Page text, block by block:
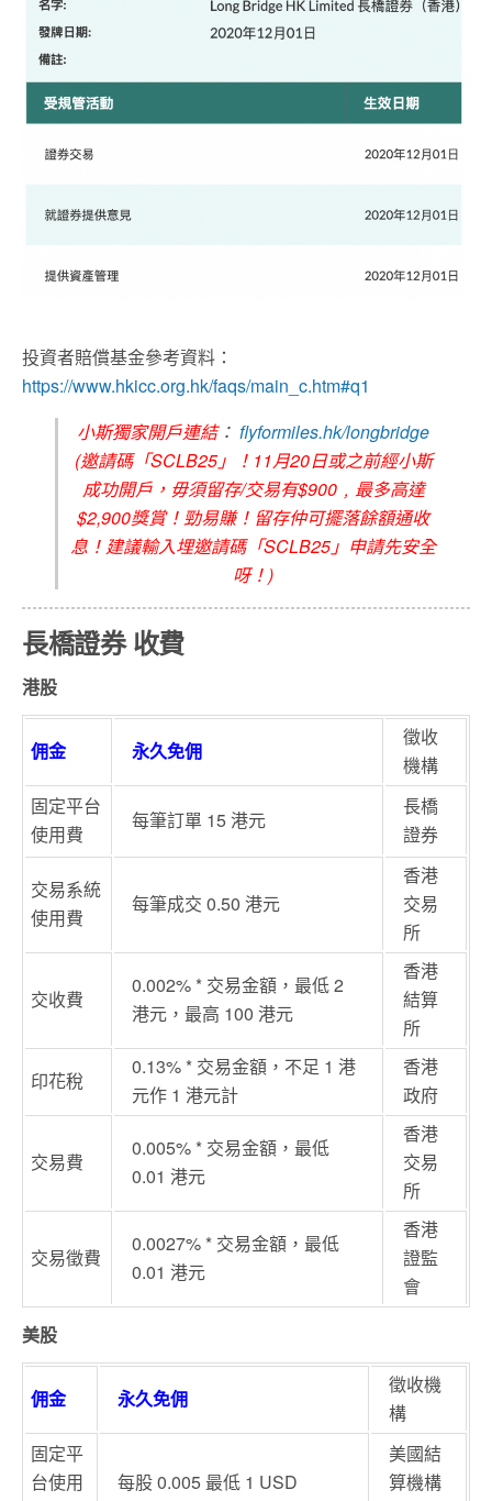
投資者賠償基金參考資料：
https://www.hkicc.org.hk/faqs/main_c.htm#q1
小斯獨家開戶連結： flyformiles.hk/longbridge
(邀請碼「SCLB25」！11月20日或之前經小斯
成功開戶，毋須留存/交易有$900﹐最多高達
$2,900獎賞！勁易賺！留存仲可擺落餘額通收
息！建議輸入埋邀請碼「SCLB25」申請先安全
呀！)
長橋證券 收費
港股
佣金 永久免佣
徵收
機構
固定平台
使用費
每筆訂單 15 港元
長橋
證券
交易系統
使用費
每筆成交 0.50 港元
香港
交易
所
交收費
0.002% * 交易金額，最低 2
港元，最高 100 港元
香港
結算
所
印花稅
0.13% * 交易金額，不足 1 港
元作 1 港元計
香港
政府
交易費
0.005% * 交易金額，最低
0.01 港元
香港
交易
所
交易徵費
0.0027% * 交易金額，最低
0.01 港元
香港
證監
會
美股
佣金 永久免佣
徵收機
構
固定平
台使用
每股 0.005 最低 1 USD
美國結
算機構